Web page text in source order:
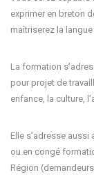
exprimer en breton
maîtriserez la
La formation
pour projet de
enfance, la culture,
Elle s’adresse
ou en congé
Région